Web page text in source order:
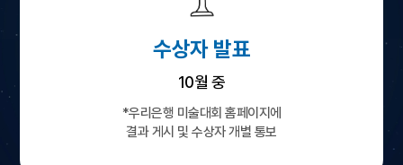
수상자 발표
10월 중
*우리은행 미술대회 홈페이지에
결과 게시 및 수상자 개별 통보